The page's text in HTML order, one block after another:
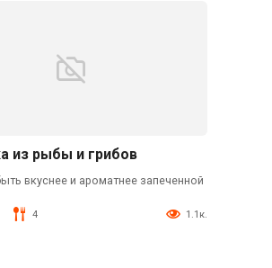
из рыбы и грибов
вкуснее и ароматнее запеченной
4 1.1к.